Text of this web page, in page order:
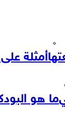
أمثلة
ما هو